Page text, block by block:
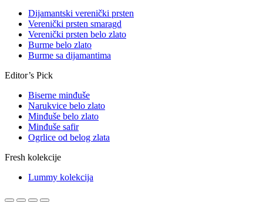
Dijamantski verenički prsten
Verenički prsten smaragd
Verenički prsten belo zlato
Burme belo zlato
Burme sa dijamantima
Editor’s Pick
Biserne minđuše
Narukvice belo zlato
Minđuše belo zlato
Minđuše safir
Ogrlice od belog zlata
Fresh kolekcije
Lummy kolekcija